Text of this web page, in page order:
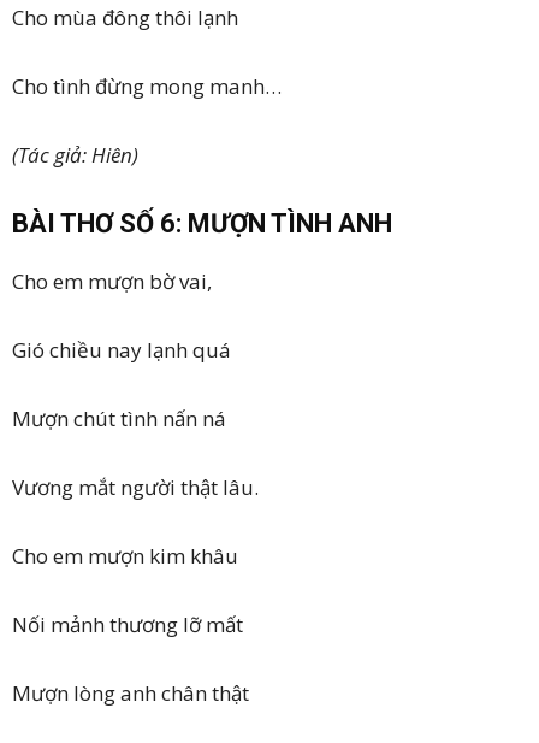
Cho mùa đông thôi lạnh
Cho tình đừng mong manh…
(Tác giả: Hiên)
BÀI THƠ SỐ 6: MƯỢN TÌNH ANH
Cho em mượn bờ vai,
Gió chiều nay lạnh quá
Mượn chút tình nấn ná
Vương mắt người thật lâu.
Cho em mượn kim khâu
Nối mảnh thương lỡ mất
Mượn lòng anh chân thật